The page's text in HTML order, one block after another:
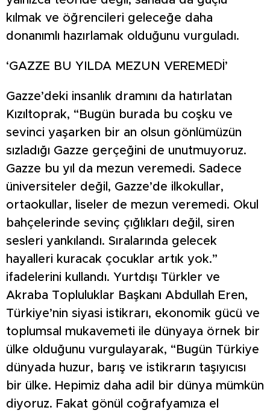
kılmak ve öğrencileri geleceğe daha
donanımlı hazırlamak olduğunu vurguladı.
‘GAZZE BU YILDA MEZUN VEREMEDİ’
Gazze’deki insanlık dramını da hatırlatan
Kızıltoprak, “Bugün burada bu coşku ve
sevinci yaşarken bir an olsun gönlümüzün
sızladığı Gazze gerçeğini de unutmuyoruz.
Gazze bu yıl da mezun veremedi. Sadece
üniversiteler değil, Gazze’de ilkokullar,
ortaokullar, liseler de mezun veremedi. Okul
bahçelerinde sevinç çığlıkları değil, siren
sesleri yankılandı. Sıralarında gelecek
hayalleri kuracak çocuklar artık yok.”
ifadelerini kullandı. Yurtdışı Türkler ve
Akraba Topluluklar Başkanı Abdullah Eren,
Türkiye’nin siyasi istikrarı, ekonomik gücü ve
toplumsal mukavemeti ile dünyaya örnek bir
ülke olduğunu vurgulayarak, “Bugün Türkiye
dünyada huzur, barış ve istikrarın taşıyıcısı
bir ülke. Hepimiz daha adil bir dünya mümkün
diyoruz. Fakat gönül coğrafyamıza el